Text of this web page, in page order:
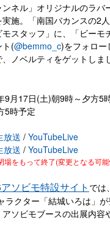
ンネル」オリジナルのラバ
実施。「南国バカンスの2
スタッフ」に、「ビーモ
ト(@bemmo_c)をフォロー
ノベルティをゲットしま
9月17日(土)朝9時～夕方5
5時予定
放送 / YouTubeLive
放送 / YouTubeLive
場をもって終了(変更となる可
ソビモ特設サイト では
ラクター「結城いろは」
ソビモブースの出展内容